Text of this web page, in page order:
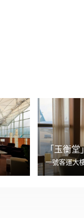
「玉衡堂
一號客運大